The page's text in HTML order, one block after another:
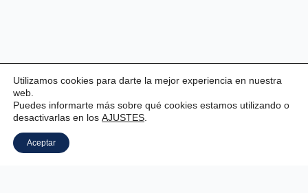
Copyright © 2026 Valladolid Club Esgrima
Utilizamos cookies para darte la mejor experiencia en nuestra
web.
Puedes informarte más sobre qué cookies estamos utilizando o
desactivarlas en los AJUSTES
Aceptar